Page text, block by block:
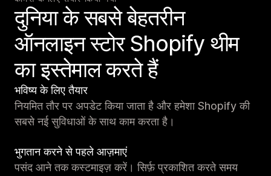
दुनिया के सबसे बेहतरीन
ऑनलाइन स्टोर Shopify थीम
का इस्तेमाल करते हैं
भविष्य के लिए तैयार
नियमित तौर पर अपडेट किया जाता है और हमेशा Shopify की
सबसे नई सुविधाओं के साथ काम करता है।
भुगतान करने से पहले आज़माएं
पसंद आने तक कस्टमाइज़ करें। सिर्फ़ प्रकाशित करते समय